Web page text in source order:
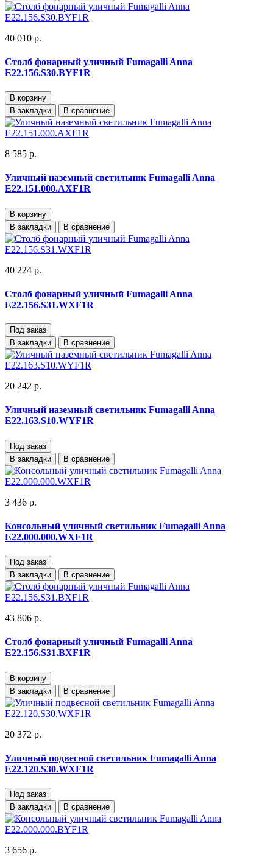
40 010 р.
Столб фонарный уличный Fumagalli Anna
E22.156.S30.BYF1R
В корзину
В закладки
В сравнение
8 585 р.
Уличный наземный светильник Fumagalli Anna
E22.151.000.AXF1R
В корзину
В закладки
В сравнение
40 224 р.
Столб фонарный уличный Fumagalli Anna
E22.156.S31.WXF1R
Под заказ
В закладки
В сравнение
20 242 р.
Уличный наземный светильник Fumagalli Anna
E22.163.S10.WYF1R
Под заказ
В закладки
В сравнение
3 436 р.
Консольный уличный светильник Fumagalli Anna
E22.000.000.WXF1R
Под заказ
В закладки
В сравнение
43 806 р.
Столб фонарный уличный Fumagalli Anna
E22.156.S31.BXF1R
В корзину
В закладки
В сравнение
20 372 р.
Уличный подвесной светильник Fumagalli Anna
E22.120.S30.WXF1R
Под заказ
В закладки
В сравнение
3 656 р.